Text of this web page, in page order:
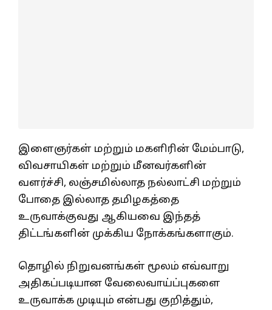
இளைஞர்கள் மற்றும் மகளிரின் மேம்பாடு,
விவசாயிகள் மற்றும் மீனவர்களின்
வளர்ச்சி, லஞ்சமில்லாத நல்லாட்சி மற்றும்
போதை இல்லாத தமிழகத்தை
உருவாக்குவது ஆகியவை இந்தத்
திட்டங்களின் முக்கிய நோக்கங்களாகும்.
தொழில் நிறுவனங்கள் மூலம் எவ்வாறு
அதிகப்படியான வேலைவாய்ப்புகளை
உருவாக்க முடியும் என்பது குறித்தும்,